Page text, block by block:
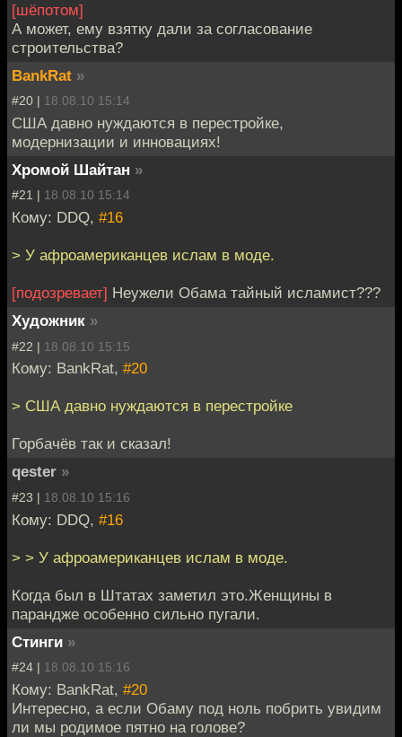
[шёпотом]
А может, ему взятку дали за согласование
строительства?
BankRat »
#20 | 18.08.10 15:14
США давно нуждаются в перестройке,
модернизации и инновациях!
Хромой Шайтан »
#21 | 18.08.10 15:14
Кому: DDQ, #16
> У афроамериканцев ислам в моде.
[подозревает] Неужели Обама тайный исламист???
Художник »
#22 | 18.08.10 15:15
Кому: BankRat, #20
> США давно нуждаются в перестройке
Горбачёв так и сказал!
qester »
#23 | 18.08.10 15:16
Кому: DDQ, #16
> > У афроамериканцев ислам в моде.
Когда был в Штатах заметил это.Женщины в
парандже особенно сильно пугали.
Стинги »
#24 | 18.08.10 15:16
Кому: BankRat, #20
Интересно, а если Обаму под ноль побрить увидим
ли мы родимое пятно на голове?